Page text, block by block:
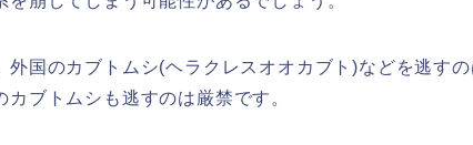
外国のカブトムシ(ヘラクレスオオカブト)などを逃す
カブトムシも逃すのは厳禁です。